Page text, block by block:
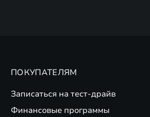
ПОКУПАТЕЛЯМ
Записаться на тест-драйв
Финансовые программы